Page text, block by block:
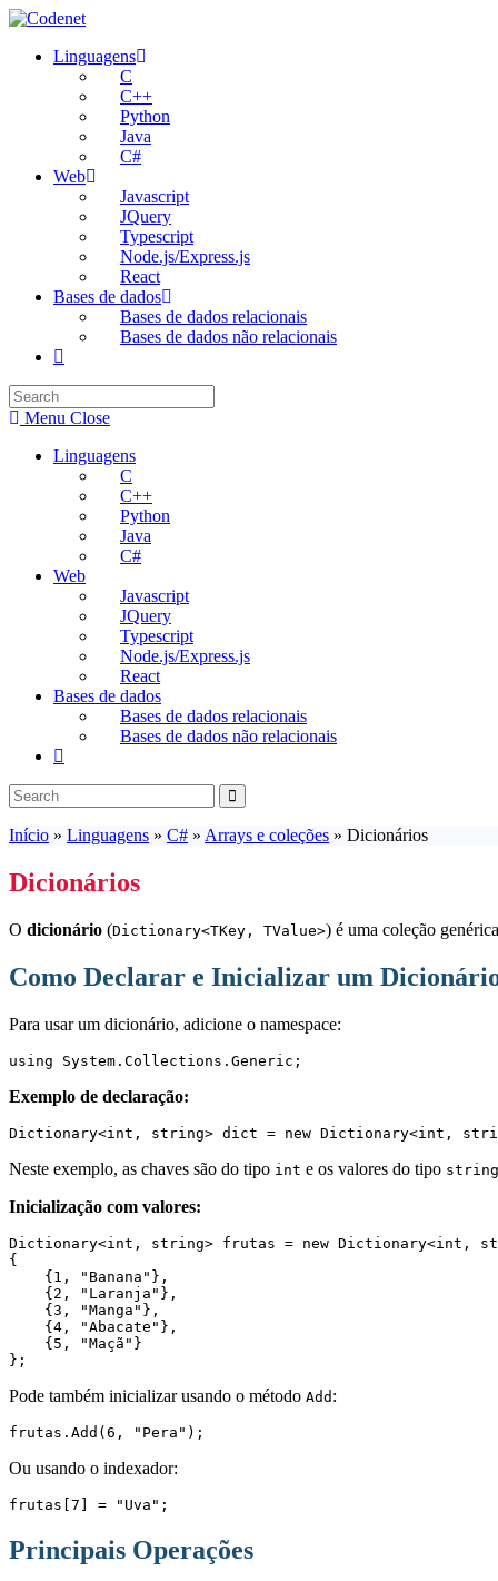
Skip
contentLinguagens
C
C++
Python
Java
C#
Web
Javascript
JQuery
Typescript
Node.js/Express.js
React
Bases de dados
Bases de dados relacionais
Bases de dados não relacionais
Toggle
search
Menu Close
Linguagens
C
C++
Python
Java
C#
Web
Javascript
JQuery
Typescript
Node.js/Express.js
React
Bases de dados
Bases de dados relacionais
Bases de dados não relacionais
Toggle
search
Início » Linguagens » C# » Arrays e coleções » Dicionários
Dicionários
O dicionário (Dictionary<TKey, TValue>) é uma coleção
Como Declarar e Inicializar um
Para usar um dicionário, adicione o namespace:
using System.Collections.Generic;
Exemplo de declaração:
Dictionary<int, string> dict = new Dictionary<int,
Neste exemplo, as chaves são do tipo int e os valores do tipo string
Inicialização com valores:
Dictionary<int, string> frutas = new Dictionary<int,
{
    {1, "Banana"},
    {2, "Laranja"},
    {3, "Manga"},
    {4, "Abacate"},
    {5, "Maçã"}
};
Pode também inicializar usando o método Add :
frutas.Add(6, "Pera");
Ou usando o indexador:
frutas[7] = "Uva";
Principais Operações